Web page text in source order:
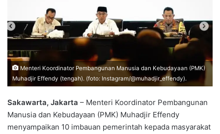
Menteri Koordinator Pembangunan Manusia dan Kebudayaan (PMK)
Muhadjir Effendy (tengah). (foto: Instagram/@muhadjir_effendy).
Sakawarta, Jakarta – Menteri Koordinator Pembangunan
Manusia dan Kebudayaan (PMK) Muhadjir Effendy
menyampaikan 10 imbauan pemerintah kepada masyarakat